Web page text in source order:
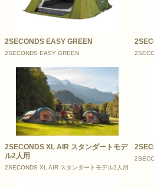
2SECONDS EASY GREEN
2SECONDS EASY GREEN
2SECONDS XL AIR スタンダートモデ
ル2人用
2SECONDS XL AIR スタンダートモデル2人用